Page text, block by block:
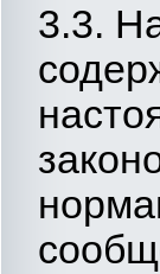
3.3.